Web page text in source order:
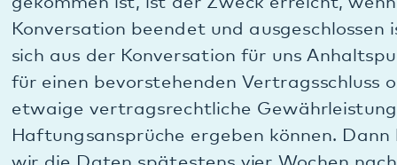
B.1.f.) Widerspruchs- und Beseitigungsmöglichkeit
bei Nutzung des Kontaktformulars oder E-Mail-
Soweit wir uns auf das berechtigte Interesse
berufen, haben Sie das Recht, jederzeit aus
Gründen, die sich aus Ihrer besonderen Situation